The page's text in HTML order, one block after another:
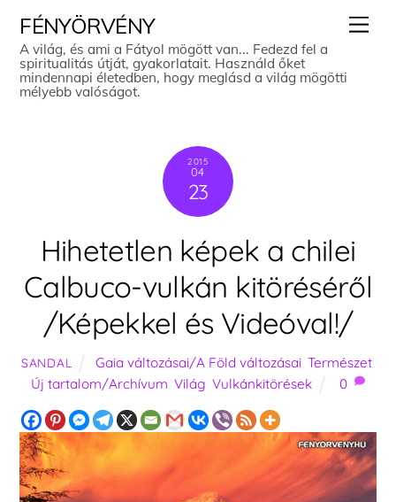
content
FÉNYÖRVÉNY
A világ, és ami a Fátyol mögött van... Fedezd fel a
spiritualitás útját, gyakorlatait. Használd őket
mindennapi életedben, hogy meglásd a világ mögötti
mélyebb valóságot.
2015
04
23
Hihetetlen képek a chilei
Calbuco-vulkán kitöréséről
/Képekkel és Videóval!/
SANDAL Gaia változásai/A Föld változásai, Természet,
Új tartalom/Archívum ,Világ ,Vulkánkitörések 0